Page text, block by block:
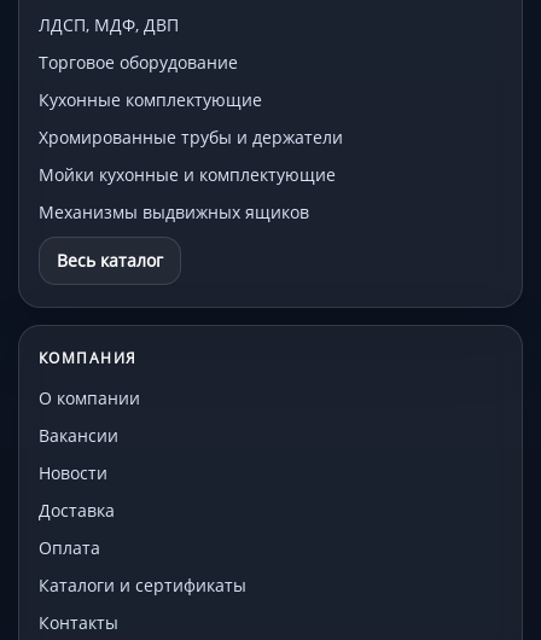
ЛДСП, МДФ, ДВП
Торговое оборудование
Кухонные комплектующие
Хромированные трубы и держатели
Мойки кухонные и комплектующие
Механизмы выдвижных ящиков
Весь каталог
КОМПАНИЯ
О компании
Вакансии
Новости
Доставка
Оплата
Каталоги и сертификаты
Контакты